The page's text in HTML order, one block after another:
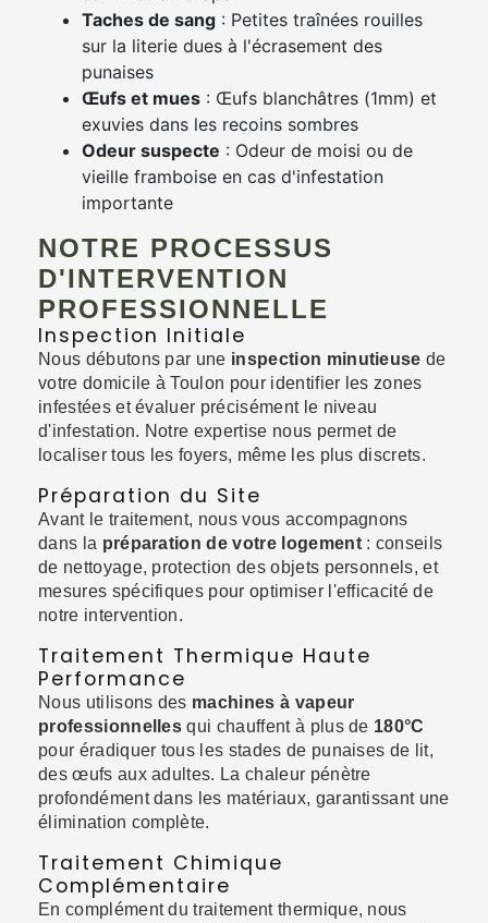
Taches de sang : Petites traînées rouilles
sur la literie dues à l'écrasement des
punaises
Œufs et mues : Œufs blanchâtres (1mm) et
exuvies dans les recoins sombres
Odeur suspecte : Odeur de moisi ou de
vieille framboise en cas d'infestation
importante
NOTRE PROCESSUS
D'INTERVENTION
PROFESSIONNELLE
Inspection Initiale
Nous débutons par une inspection minutieuse de
votre domicile à Toulon pour identifier les zones
infestées et évaluer précisément le niveau
d'infestation. Notre expertise nous permet de
localiser tous les foyers, même les plus discrets.
Préparation du Site
Avant le traitement, nous vous accompagnons
dans la préparation de votre logement: conseils
de nettoyage, protection des objets personnels, et
mesures spécifiques pour optimiser l'efficacité de
notre intervention.
Traitement Thermique Haute
Performance
Nous utilisons des machines à vapeur
professionnelles qui chauffent à plus de 180°C
pour éradiquer tous les stades de punaises de lit,
des œufs aux adultes. La chaleur pénètre
profondément dans les matériaux, garantissant une
élimination complète.
Traitement Chimique
Complémentaire
En complément du traitement thermique, nous